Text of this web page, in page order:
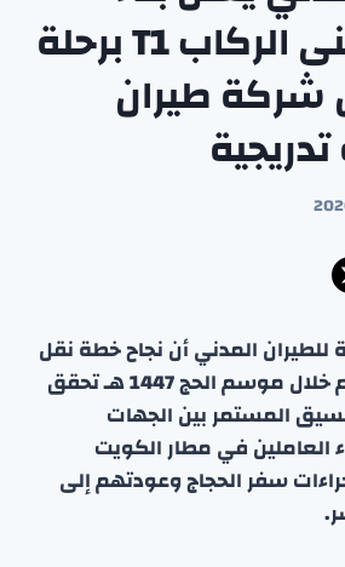
تشغيل مبنى الركاب T1 برحلة
شركة طيران
للطيران المدني أن نجاح خطة نقل
حجاج بيت الله الحرام خلال موسم الحج 1447 هـ تحقق
المستمر بين الجهات
العاملين في مطار الكويت
سفر الحجاج وعودتهم إلى